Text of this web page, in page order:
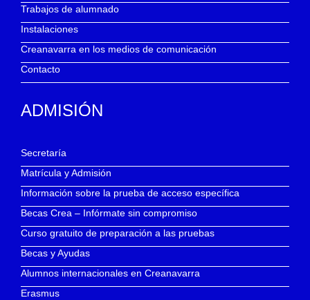
Trabajos de alumnado
Instalaciones
Creanavarra en los medios de comunicación
Contacto
ADMISIÓN
Secretaría
Matrícula y Admisión
Información sobre la prueba de acceso específica
Becas Crea – Infórmate sin compromiso
Curso gratuito de preparación a las pruebas
Becas y Ayudas
Alumnos internacionales en Creanavarra
Erasmus